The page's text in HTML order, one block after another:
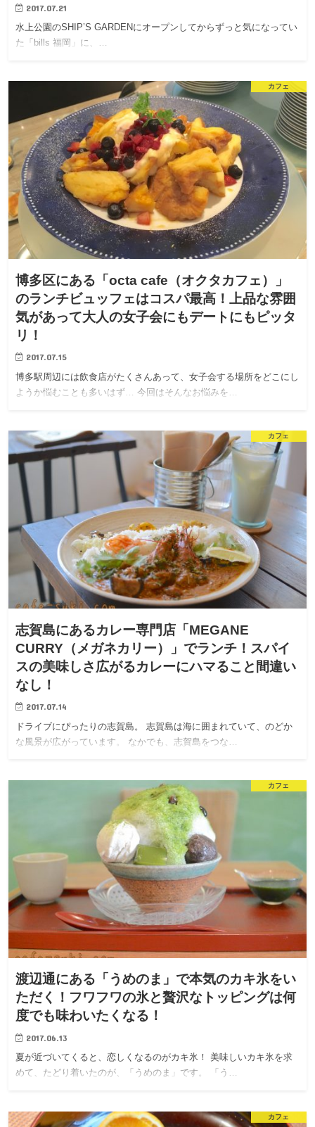
2017.07.21
水上公園のSHIP’S GARDENにオープンしてからずっと気になってい
た「bills 福岡」に、…
カフェ
博多区にある「octa cafe（オクタカフェ）」
のランチビュッフェはコスパ最高！上品な雰囲
気があって大人の女子会にもデートにもピッタ
リ！
2017.07.15
博多駅周辺には飲食店がたくさんあって、女子会する場所をどこにし
ようか悩むことも多いはず… 今回はそんなお悩みを…
カフェ
志賀島にあるカレー専門店「MEGANE
CURRY（メガネカリー）」でランチ！スパイ
スの美味しさ広がるカレーにハマること間違い
なし！
2017.07.14
ドライブにぴったりの志賀島。 志賀島は海に囲まれていて、のどか
な風景が広がっています。 なかでも、志賀島をつな…
カフェ
渡辺通にある「うめのま」で本気のカキ氷をい
ただく！フワフワの氷と贅沢なトッピングは何
度でも味わいたくなる！
2017.06.13
夏が近づいてくると、恋しくなるのがカキ氷！ 美味しいカキ氷を求
めて、たどり着いたのが、「うめのま」です。 「う…
カフェ